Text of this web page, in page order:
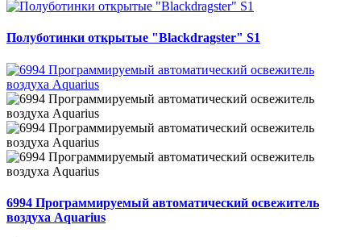
Полуботинки открытые "Blackdragster" S1
6994 Программируемый автоматический освежитель
воздуха Aquarius